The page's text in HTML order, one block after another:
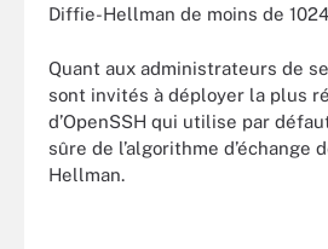
Diffie-Hellman de moins de
Quant aux administrateurs de
sont invités à déployer la plus
d’OpenSSH qui utilise par
sûre de l’algorithme d’échange
Hellman.